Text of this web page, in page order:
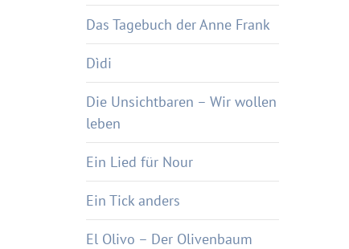
Das Tagebuch der Anne Frank
Dìdi
Die Unsichtbaren – Wir wollen
leben
Ein Lied für Nour
Ein Tick anders
El Olivo – Der Olivenbaum